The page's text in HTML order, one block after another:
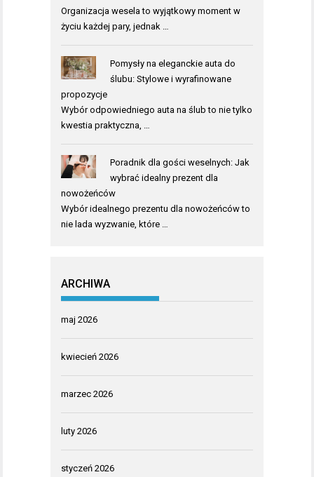
Organizacja wesela to wyjątkowy moment w
życiu każdej pary, jednak …
Pomysły na eleganckie auta do
ślubu: Stylowe i wyrafinowane
propozycje
Wybór odpowiedniego auta na ślub to nie tylko
kwestia praktyczna, …
Poradnik dla gości weselnych: Jak
wybrać idealny prezent dla
nowożeńców
Wybór idealnego prezentu dla nowożeńców to
nie lada wyzwanie, które …
ARCHIWA
maj 2026
kwiecień 2026
marzec 2026
luty 2026
styczeń 2026